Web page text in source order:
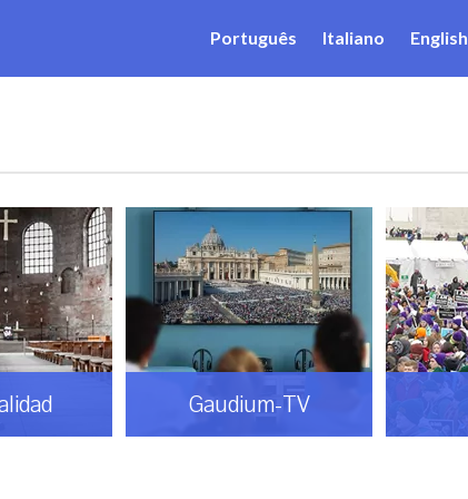
Português Italiano English
Gaudium-TV